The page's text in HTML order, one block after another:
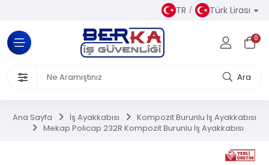
TR Türk Lirası
0
Ara
Kıyafetler
Ürünleri
Ana Sayfa İş Ayakkabısı
Kompozit Burunlu İş Ayakkabısı
Mekap Policap 232R Kompozit Burunlu İş Ayakkabısı